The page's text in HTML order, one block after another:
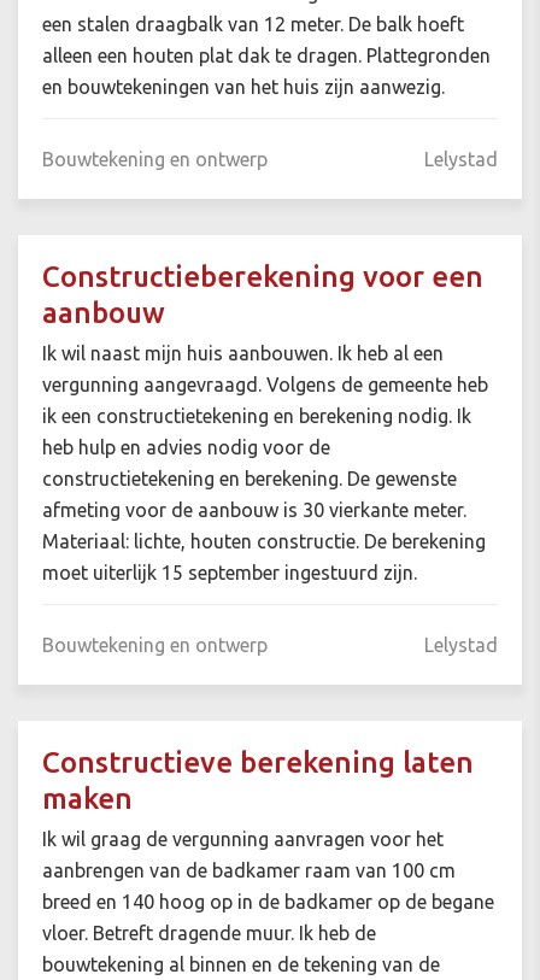
een stalen draagbalk van 12 meter. De balk hoeft
alleen een houten plat dak te dragen. Plattegronden
en bouwtekeningen van het huis zijn aanwezig.
Bouwtekening en ontwerp Lelystad
Constructieberekening voor een
aanbouw
Ik wil naast mijn huis aanbouwen. Ik heb al een
vergunning aangevraagd. Volgens de gemeente heb
ik een constructietekening en berekening nodig. Ik
heb hulp en advies nodig voor de
constructietekening en berekening. De gewenste
afmeting voor de aanbouw is 30 vierkante meter.
Materiaal: lichte, houten constructie. De berekening
moet uiterlijk 15 september ingestuurd zijn.
Bouwtekening en ontwerp Lelystad
Constructieve berekening laten
maken
Ik wil graag de vergunning aanvragen voor het
aanbrengen van de badkamer raam van 100 cm
breed en 140 hoog op in de badkamer op de begane
vloer. Betreft dragende muur. Ik heb de
bouwtekening al binnen en de tekening van de